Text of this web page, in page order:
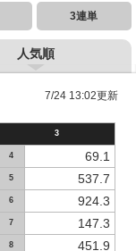
3連単
人気順
7/24 13:02更新
3
4 69.1
5 537.7
6 924.3
7 147.3
8 451.9